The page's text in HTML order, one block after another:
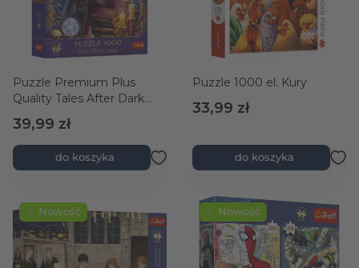
Puzzle Premium Plus
Quality Tales After Dark
1000 el. Gotycka miłość
39,99 zł
do koszyka
Puzzle 1000 el. Kury
33,99 zł
do koszyka
☆ Nowość ☆ Nowość